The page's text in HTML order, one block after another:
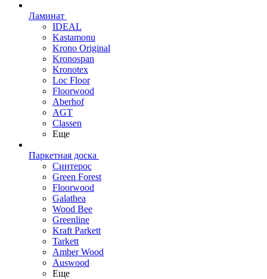
Ламинат
IDEAL
Kastamonu
Krono Original
Kronospan
Kronotex
Loc Floor
Floorwood
Aberhof
AGT
Classen
Еще
Паркетная доска
Синтерос
Green Forest
Floorwood
Galathea
Wood Bee
Greenline
Kraft Parkett
Tarkett
Amber Wood
Auswood
Еще